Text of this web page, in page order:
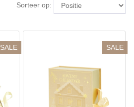
Sorteer op:
SALE SALE